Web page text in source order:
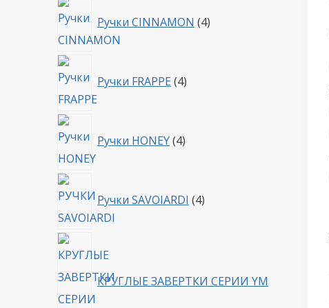
Ручки CINNAMON 4товара
Ручки FRAPPE 4товара
Ручки HONEY 4товара
Ручки SAVOIARDI 4товара
КРУГЛЫЕ ЗАВЕРТКИ СЕРИИ YM